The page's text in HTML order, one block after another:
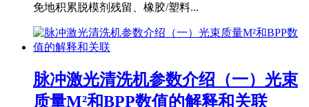
免地积累脱模剂残留、橡胶/塑料...
脉冲激光清洗机参数介绍（一）光束
质量M²和BPP数值的解释和关联